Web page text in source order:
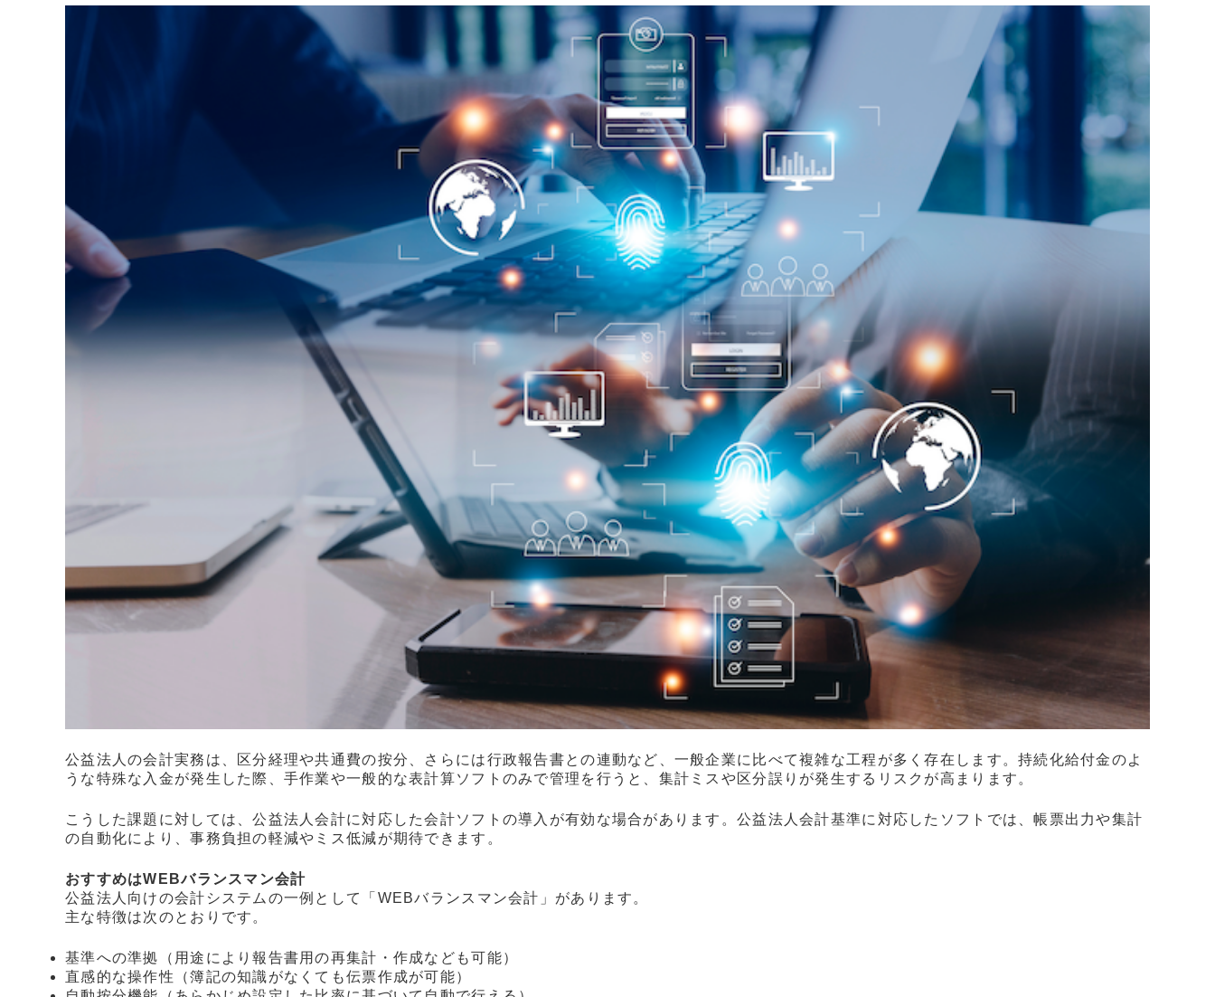
公益法人の会計実務は、区分経理や共通費の按分、さらには行政報告書との連動など、一般企業に比べて複雑な工程が多く存在します。持続化給付金のよ
うな特殊な入金が発生した際、手作業や一般的な表計算ソフトのみで管理を行うと、集計ミスや区分誤りが発生するリスクが高まります。
こうした課題に対しては、公益法人会計に対応した会計ソフトの導入が有効な場合があります。公益法人会計基準に対応したソフトでは、帳票出力や集計
の自動化により、事務負担の軽減やミス低減が期待できます。
おすすめはWEBバランスマン会計
公益法人向けの会計システムの一例として「WEBバランスマン会計」があります。
主な特徴は次のとおりです。
基準への準拠（用途により報告書用の再集計・作成なども可能）
直感的な操作性（簿記の知識がなくても伝票作成が可能）